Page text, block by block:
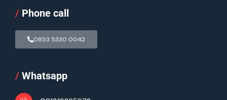
/ Phone call
0853 5330 0042
/ Whatsapp